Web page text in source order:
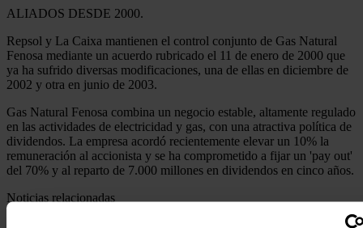
ALIADOS DESDE 2000.
Repsol y La Caixa mantienen el control conjunto de Gas Natural
Fenosa mediante un acuerdo rubricado el 11 de enero de 2000 que
ya ha sufrido diversas modificaciones, una de ellas en diciembre de
2002 y otra en junio de 2003.
Gas Natural Fenosa combina un negocio estable, altamente regulado
en las actividades de electricidad y gas, con una atractiva política de
dividendos. La empresa acordó recientemente elevar un 10% la
remuneración al accionista y se ha comprometido a fijar un 'pay out'
del 70% y al reparto de 7.000 millones en dividendos en cinco años.
Noticias relacionadas